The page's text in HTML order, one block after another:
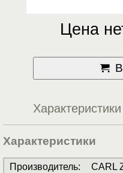
Цена
Характеристики
Характеристики
Производитель: CARL